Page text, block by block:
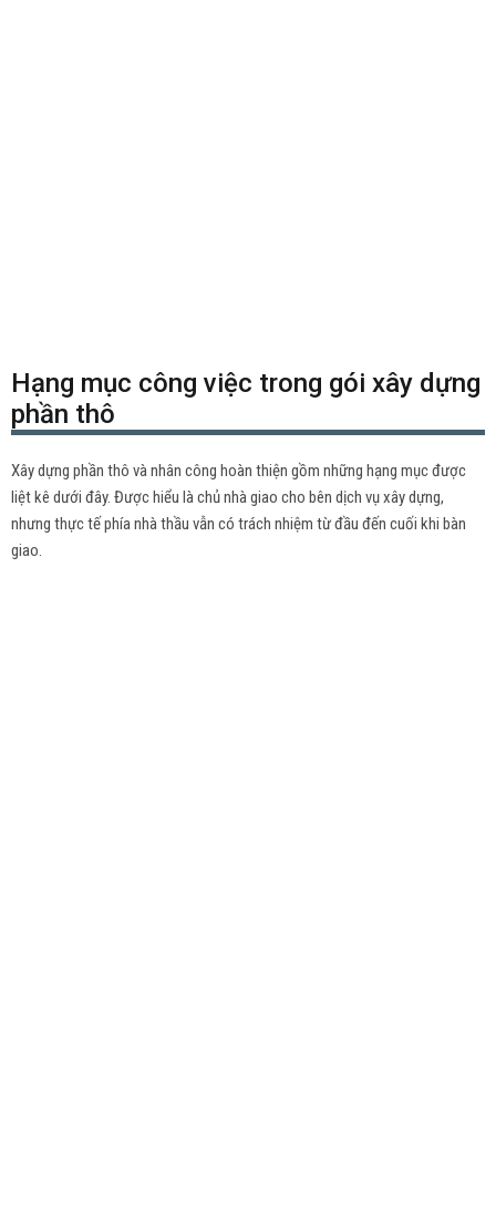
Hạng mục công việc trong gói xây dựng
phần thô
Xây dựng phần thô và nhân công hoàn thiện gồm những hạng mục được
liệt kê dưới đây. Được hiểu là chủ nhà giao cho bên dịch vụ xây dựng,
nhưng thực tế phía nhà thầu vẫn có trách nhiệm từ đầu đến cuối khi bàn
giao.